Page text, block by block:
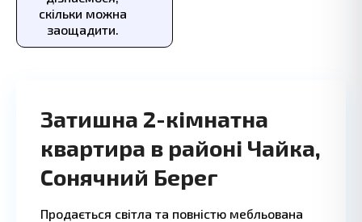
скільки можна
заощадити.
Затишна 2-кімнатна
квартира в районі Чайка,
Сонячний Берег
Продається світла та повністю мебльована